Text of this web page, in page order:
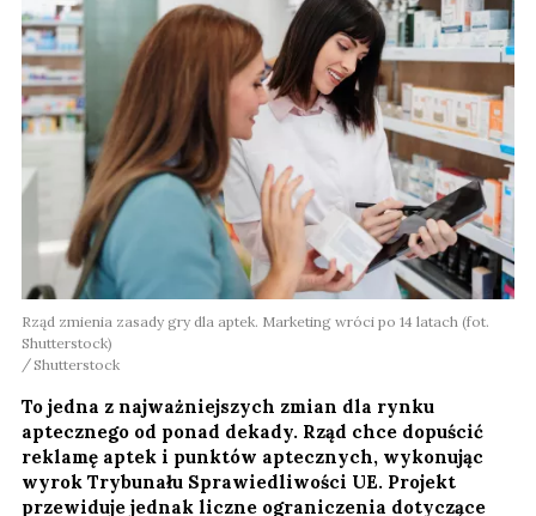
Rząd zmienia zasady gry dla aptek. Marketing wróci po 14 latach (fot.
Shutterstock)
Shutterstock
To jedna z najważniejszych zmian dla rynku
aptecznego od ponad dekady. Rząd chce dopuścić
reklamę aptek i punktów aptecznych, wykonując
wyrok Trybunału Sprawiedliwości UE. Projekt
przewiduje jednak liczne ograniczenia dotyczące